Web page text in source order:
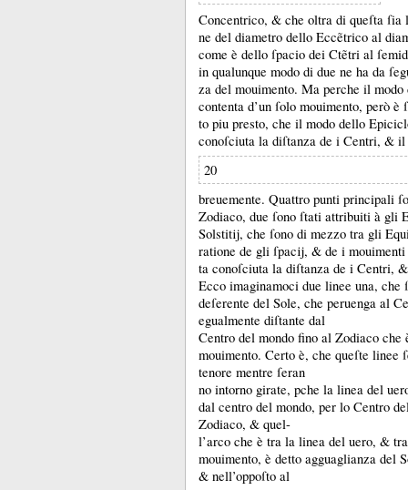
Concentrico, & che oltra di queſta
ne del diametro dello Eccẽtrico al
come è dello ſpacio dei Ctẽtri al
in qualunque modo di due ne ha da
za del mouimento. Ma perche il
contenta d’un ſolo mouimento, però
to piu presto, che il modo dello
conoſciuta la diſtanza de i Centri, & il
20
breuemente. Quattro punti principali
Zodiaco, due ſono ſtati attribuiti à gli
Solstitĳ, che ſono di mezzo tra gli
ratione de gli ſpacĳ, & de i
ta conoſciuta la diſtanza de i Centri,
Ecco imaginamoci due linee una, che
deſerente del Sole, che peruenga al
egualmente diſtante dal
Centro del mondo fino al Zodiaco che
mouimento. Certo è, che queſte linee
tenore mentre ſeran
no intorno girate, pche la linea del
dal centro del mondo, per lo Centro
Zodiaco, & quel-
l’arco che è tra la linea del uero, &
mouimento, è detto agguaglianza del
& nell’oppoſto al